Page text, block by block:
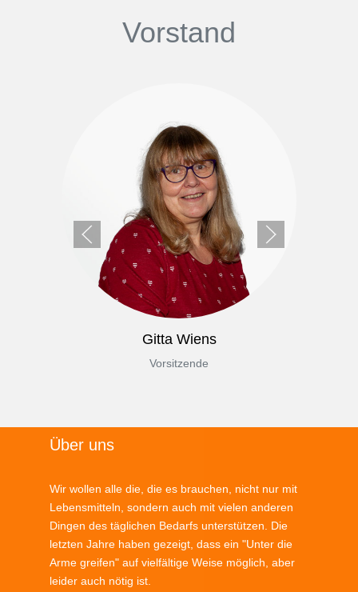
Vorstand
Gitta Wiens
Vorsitzende
Über uns
Wir wollen alle die, die es brauchen, nicht nur mit
Lebensmitteln, sondern auch mit vielen anderen
Dingen des täglichen Bedarfs unterstützen. Die
letzten Jahre haben gezeigt, dass ein "Unter die
Arme greifen" auf vielfältige Weise möglich, aber
leider auch nötig ist.